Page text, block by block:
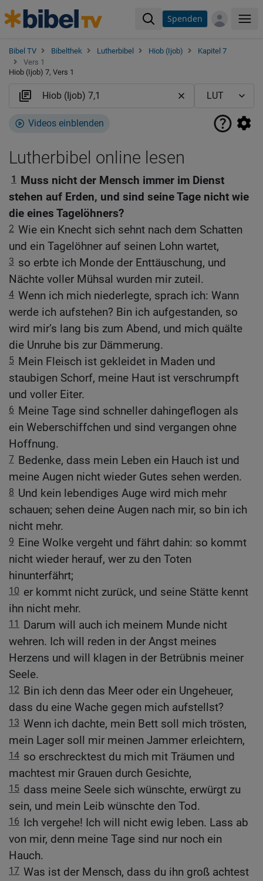
Spenden
Bibel TV Bibelthek Lutherbibel Hiob (Ijob)
Kapitel 7
Vers 1
Hiob (Ijob) 7, Vers 1
Videos einblenden
Lutherbibel online lesen
1 Muss nicht der Mensch immer im Dienst
stehen auf Erden, und sind seine Tage nicht wie
die eines Tagelöhners?
2 Wie ein Knecht sich sehnt nach dem Schatten
und ein Tagelöhner auf seinen Lohn wartet,
3 so erbte ich Monde der Enttäuschung, und
Nächte voller Mühsal wurden mir zuteil.
4 Wenn ich mich niederlegte, sprach ich: Wann
werde ich aufstehen? Bin ich aufgestanden, so
wird mir’s lang bis zum Abend, und mich quälte
die Unruhe bis zur Dämmerung.
5 Mein Fleisch ist gekleidet in Maden und
staubigen Schorf, meine Haut ist verschrumpft
und voller Eiter.
6 Meine Tage sind schneller dahingeflogen als
ein Weberschiffchen und sind vergangen ohne
Hoffnung.
7 Bedenke, dass mein Leben ein Hauch ist und
meine Augen nicht wieder Gutes sehen werden.
8 Und kein lebendiges Auge wird mich mehr
schauen; sehen deine Augen nach mir, so bin ich
nicht mehr.
9 Eine Wolke vergeht und fährt dahin: so kommt
nicht wieder herauf, wer zu den Toten
hinunterfährt;
10 er kommt nicht zurück, und seine Stätte kennt
ihn nicht mehr.
11 Darum will auch ich meinem Munde nicht
wehren. Ich will reden in der Angst meines
Herzens und will klagen in der Betrübnis meiner
Seele.
12 Bin ich denn das Meer oder ein Ungeheuer,
dass du eine Wache gegen mich aufstellst?
13 Wenn ich dachte, mein Bett soll mich trösten,
mein Lager soll mir meinen Jammer erleichtern,
14 so erschrecktest du mich mit Träumen und
machtest mir Grauen durch Gesichte,
15 dass meine Seele sich wünschte, erwürgt zu
sein, und mein Leib wünschte den Tod.
16 Ich vergehe! Ich will nicht ewig leben. Lass ab
von mir, denn meine Tage sind nur noch ein
Hauch.
17 Was ist der Mensch, dass du ihn groß achtest